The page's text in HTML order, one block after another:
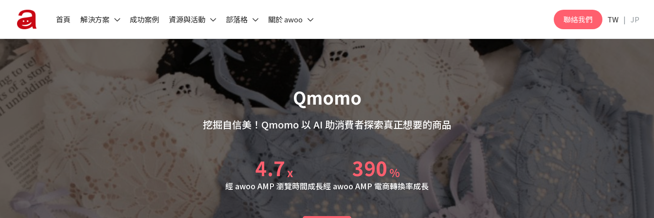
首頁 解決方案 成功案例 資源與活動 部落格 關於 awoo 聯絡我們 TW JP
Qmomo
挖掘自信美！Qmomo 以 AI 助消費者探索真正想要的商品
4.7x
經 awoo AMP 瀏覽時間成長
390 %
經 awoo AMP 電商轉換率成長